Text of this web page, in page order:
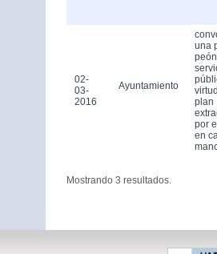
02-
03-
2016
Ayuntamiento
una
peón
plan
por
en
Mostrando 3 resultados.